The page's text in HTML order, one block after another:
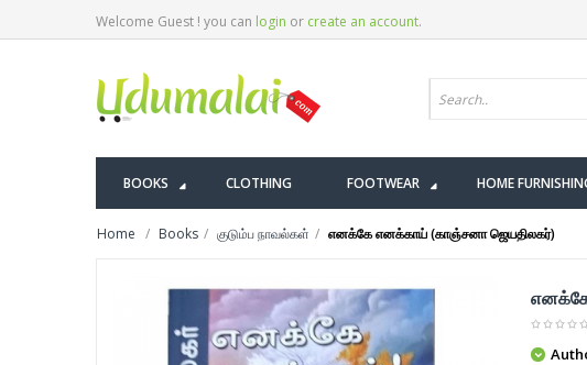
Welcome Guest ! you can login or create an account.
BOOKS CLOTHING FOOTWEAR HOME
Home Books குடும்ப நாவல்கள் எனக்கே எனக்காய் (காஞ்சனா ஜெயதிலகர்)